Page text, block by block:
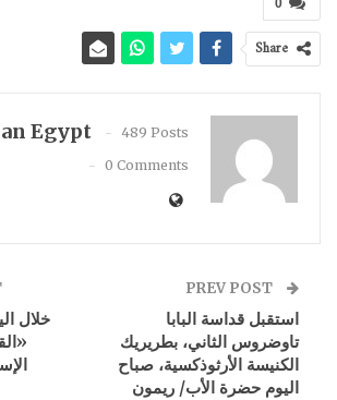
Share
Egypt
489 Posts
0 Comments
استقبل قداسة البابا
تاوضروس الثاني، بطريريك
الكنيسة الأرثوذكسية، صباح
اليوم حضرة الأب/ ريمون
خلال